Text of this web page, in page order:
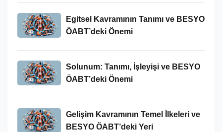
Egitsel Kavramının Tanımı ve BESYO
ÖABT’deki Önemi
Solunum: Tanımı, İşleyişi ve BESYO
ÖABT’deki Önemi
Gelişim Kavramının Temel İlkeleri ve
BESYO ÖABT’deki Yeri